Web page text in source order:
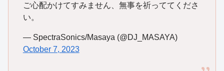
ご心配かけてすみません、無事を祈っててくださ
い。
— SpectraSonics/Masaya (@DJ_MASAYA)
October 7, 2023